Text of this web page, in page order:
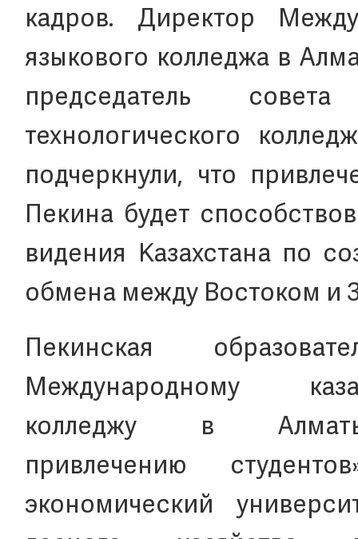
кадров. Директор
языкового колледжа в
председатель
технологического
подчеркнули, что
Пекина будет
видения Казахстана по
обмена между Востоком и
Пекинская
Международному
колледжу в
привлечению
экономический